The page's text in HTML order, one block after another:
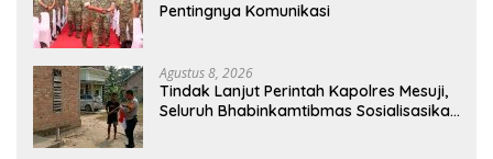
Pentingnya Komunikasi
Agustus 8, 2026
Tindak Lanjut Perintah Kapolres Mesuji,
Seluruh Bhabinkamtibmas Sosialisasikan